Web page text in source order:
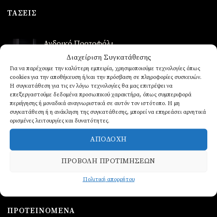
Διαχείριση Συγκατάθεσης
Για να παρέχουμε την καλύτερη εμπειρία, χρησιμοποιούμε τεχνολογίες όπως
cookies για την αποθήκευση ή/και την πρόσβαση σε πληροφορίες συσκευών.
Η συγκατάθεση για τις εν λόγω τεχνολογίες θα μας επιτρέψει να
επεξεργαστούμε δεδομένα προσωπικού χαρακτήρα, όπως συμπεριφορά
περιήγησης ή μοναδικά αναγνωριστικά σε αυτόν τον ιστότοπο. Η μη
συγκατάθεση ή η ανάκληση της συγκατάθεσης, μπορεί να επηρεάσει αρνητικά
ορισμένες λειτουργίες και δυνατότητες.
ΑΠΟΔΟΧΉ
ΠΡΟΒΟΛΉ ΠΡΟΤΙΜΉΣΕΩΝ
Πολιτική απορρήτου
ΤΆΣΕΙΣ
Ανδρικό Πορτοφόλι
19,90
Ρολόι ανδρικό από ατσάλι
Βαθμολογήθηκε
με5.00
από 5
€39,90
Ρολόι ανδρικό από ατσάλι
Ανδρικα δερμάτινα βραχιόλια
ΠΡΟΤΕΙΝΌΜΕΝΑ